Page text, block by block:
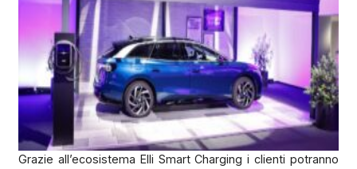
Grazie all’ecosistema Elli Smart Charging i clienti potranno